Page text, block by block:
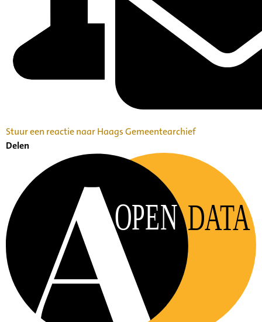
Stuur een reactie naar Haags Gemeentearchief
Delen
OPEN DATA